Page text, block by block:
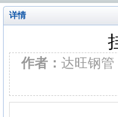
详情
作者： 达旺钢